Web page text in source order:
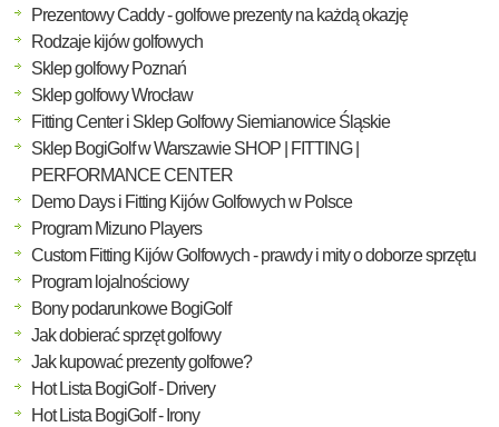
Prezentowy Caddy - golfowe prezenty na każdą okazję
Rodzaje kijów golfowych
Sklep golfowy Poznań
Sklep golfowy Wrocław
Fitting Center i Sklep Golfowy Siemianowice Śląskie
Sklep BogiGolf w Warszawie SHOP | FITTING |
PERFORMANCE CENTER
Demo Days i Fitting Kijów Golfowych w Polsce
Program Mizuno Players
Custom Fitting Kijów Golfowych - prawdy i mity o doborze sprzętu
Program lojalnościowy
Bony podarunkowe BogiGolf
Jak dobierać sprzęt golfowy
Jak kupować prezenty golfowe?
Hot Lista BogiGolf - Drivery
Hot Lista BogiGolf - Irony